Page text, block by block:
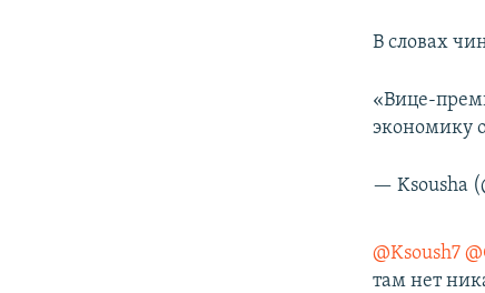
В словах
«Вице-
экономику
— Ksousha
@Ksoush7
там нет